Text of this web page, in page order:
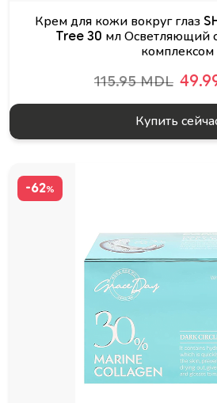
Крем для кожи вокруг глаз
Tree 30 мл Осветляющий
комплексом
115.95 MDL
Купить
-62%